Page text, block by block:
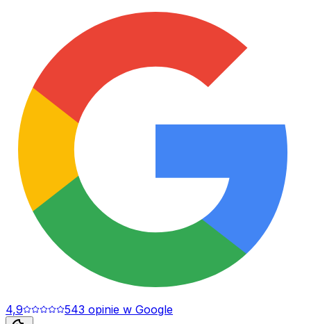
4,9 543 opinie w Google